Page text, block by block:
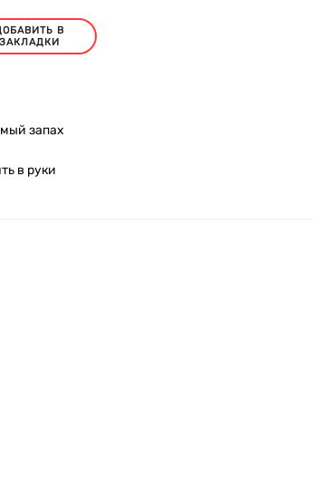
В
ЗАКЛАДКИ
запах
в руки